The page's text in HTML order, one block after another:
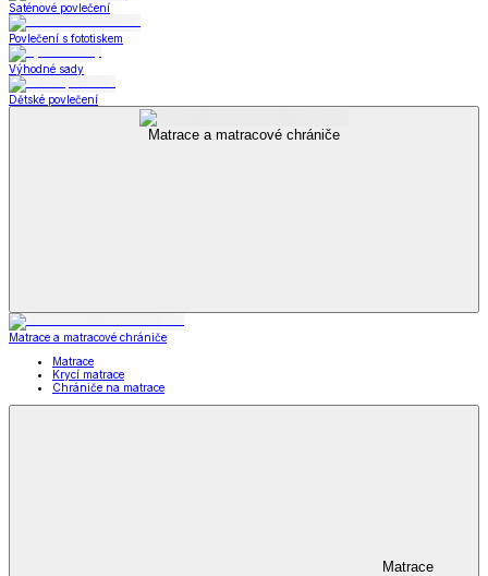
Saténové povlečení
Povlečení s fototiskem
Výhodné sady
Dětské povlečení
Matrace a matracové chrániče
Matrace a matracové chrániče
Matrace
Krycí matrace
Chrániče na matrace
Matrace